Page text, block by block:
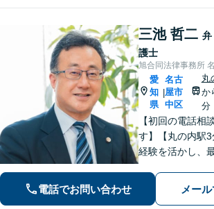
三池 哲二 弁
護士
旭合同法律事務所
愛
知
県
|
名古
屋市
中区
丸
か
分
【初回の電話相
す】【丸の内駅
経験を活かし、
向けて尽力【労
備から親身にサ
電話でお問い合わせ メー